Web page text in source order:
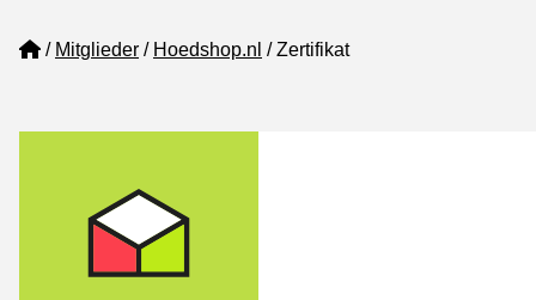
Home
Mitglieder Hoedshop.nl Zertifikat